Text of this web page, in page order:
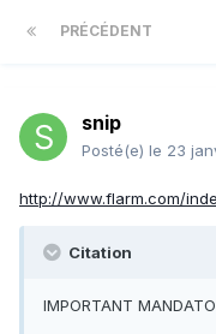
PRÉCÉDENT
snip
Posté(e) le 23
http://www.flarm.com/
Citation
IMPORTANT